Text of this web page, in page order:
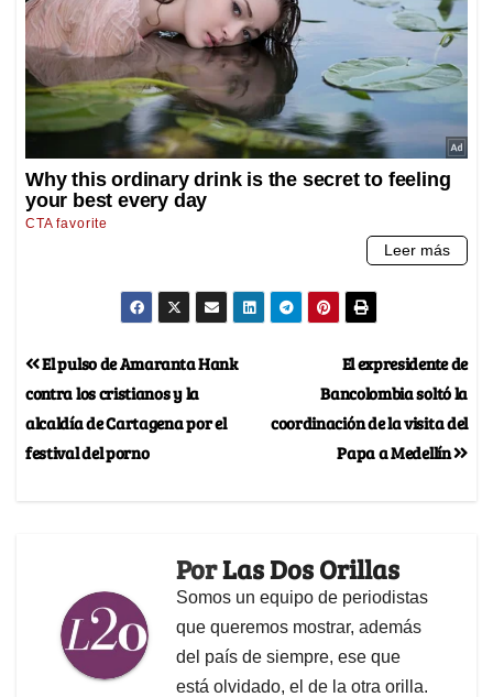
El expresidente de
Bancolombia soltó la
coordinación de la visita del
Papa a Medellín
El pulso de Amaranta Hank
contra los cristianos y la
alcaldía de Cartagena por el
festival del porno
PorLas Dos Orillas
Somos un equipo de periodistas
que queremos mostrar, además
del país de siempre, ese que
está olvidado, el de la otra orilla.